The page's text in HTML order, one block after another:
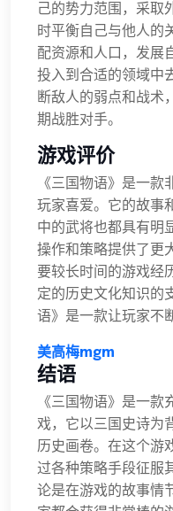
己的势力范围，采取
时平衡自己与他人的
配资源和人口，发展
投入到合适的领域中
断敌人的弱点和战术
期战胜对手。
游戏评价
《三国物语》是一
玩家喜爱。它的故事
中的武将也都具有明
操作和策略提供了更
要较长时间的游戏经
定的历史文化知识的
语》是一款让玩家不
美高梅mgm
结语
《三国物语》是一
戏，它以三国史诗为
历史画卷。在这个游
过各种策略手段征服
论是在游戏的故事情